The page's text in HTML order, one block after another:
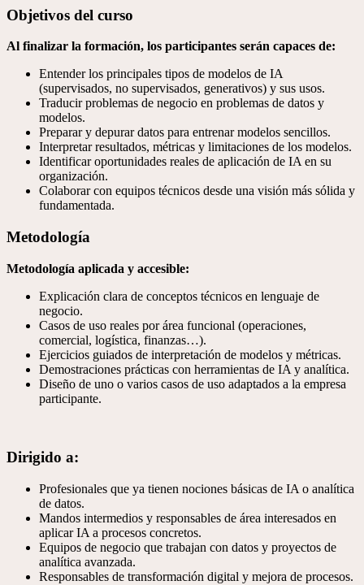
Objetivos del curso​
Al finalizar la formación, los participantes serán capaces de:
Entender los principales tipos de modelos de IA
(supervisados, no supervisados, generativos) y sus usos.
Traducir problemas de negocio en problemas de datos y
modelos.
Preparar y depurar datos para entrenar modelos sencillos.
Interpretar resultados, métricas y limitaciones de los modelos.
Identificar oportunidades reales de aplicación de IA en su
organización.
Colaborar con equipos técnicos desde una visión más sólida y
fundamentada.
Metodología
Metodología aplicada y accesible:
Explicación clara de conceptos técnicos en lenguaje de
negocio.
Casos de uso reales por área funcional (operaciones,
comercial, logística, finanzas…).
Ejercicios guiados de interpretación de modelos y métricas.
Demostraciones prácticas con herramientas de IA y analítica.
Diseño de uno o varios casos de uso adaptados a la empresa
participante.
Dirigido a:
Profesionales que ya tienen nociones básicas de IA o analítica
de datos.
Mandos intermedios y responsables de área interesados en
aplicar IA a procesos concretos.
Equipos de negocio que trabajan con datos y proyectos de
analítica avanzada.
Responsables de transformación digital y mejora de procesos.